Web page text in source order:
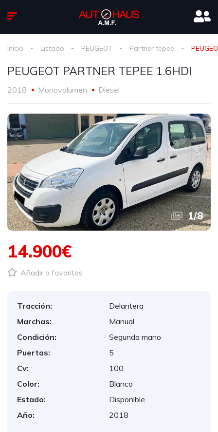
Inicio Listado PEUGEOT Partner tepee
PEUGEOT PARTNER TEPEE 1.6HDI
2018 Monovolumen Diesel
1/8
14.900€
Añadir a favoritos
Tracción:
Delantera
Marchas:
Manual
Condición:
Segunda mano
Puertas:
5
Cv:
100
Color:
Blanco
Estado:
Disponible
Año:
2018